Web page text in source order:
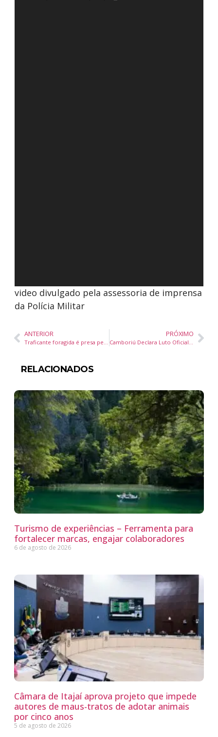
video divulgado pela assessoria de imprensa
da Polícia Militar
ANTERIOR
Traficante foragida é presa pela Guarda Municipal de Balneário Camboriú
PRÓXIMO
Camboriú Declara Luto Oficial de 3 Dias pela Morte do Papa Francisco
RELACIONADOS
Turismo de experiências – Ferramenta para
fortalecer marcas, engajar colaboradores
6 de agosto de 2026
Câmara de Itajaí aprova projeto que impede
autores de maus-tratos de adotar animais
por cinco anos
5 de agosto de 2026